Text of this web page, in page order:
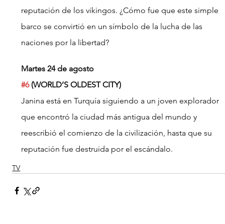
reputación de los vikingos. ¿Cómo fue que este simple
barco se convirtió en un símbolo de la lucha de las
naciones por la libertad?
Martes 24 de agosto
#6 (WORLD’S OLDEST CITY)
Janina está en Turquía siguiendo a un joven explorador
que encontró la ciudad más antigua del mundo y
reescribió el comienzo de la civilización, hasta que su
reputación fue destruida por el escándalo.
TV